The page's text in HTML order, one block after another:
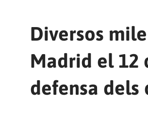
Diversos
Madrid el 12
defensa